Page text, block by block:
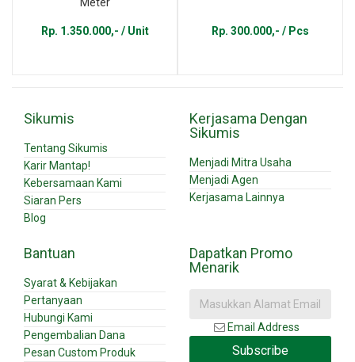
Rp. 1.350.000,- / Unit Rp. 300.000,- / Pcs
Sikumis
Tentang Sikumis
Karir Mantap!
Kebersamaan Kami
Siaran Pers
Blog
Kerjasama Dengan
Sikumis
Menjadi Mitra Usaha
Menjadi Agen
Kerjasama Lainnya
Bantuan
Syarat & Kebijakan
Pertanyaan
Hubungi Kami
Pengembalian Dana
Pesan Custom Produk
Dapatkan Promo
Menarik
Email Address
Subscribe